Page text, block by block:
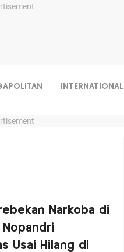
INTERNATIONAL
Narkoba di
Nopandri
Usai Hilang di